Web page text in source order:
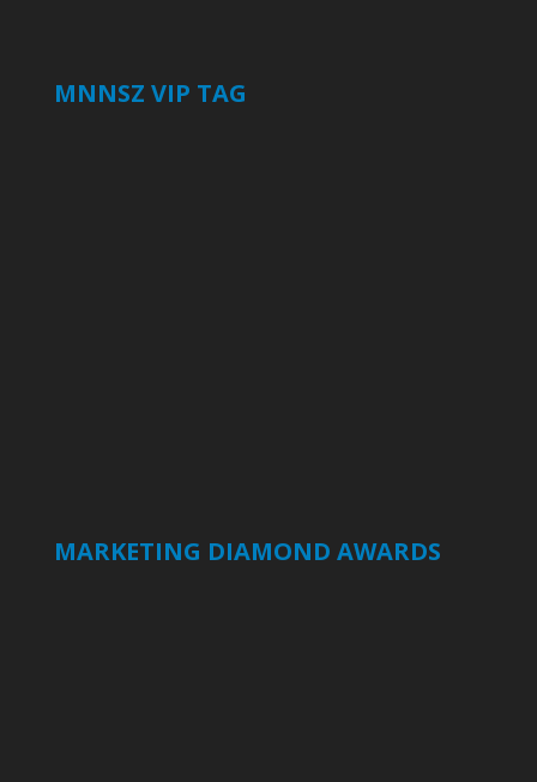
MNNSZ VIP TAG
MARKETING DIAMOND AWARDS